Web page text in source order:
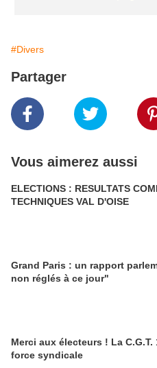
#Divers
Partager
Vous aimerez aussi
ELECTIONS : RESULTATS
TECHNIQUES VAL D'OISE
Grand Paris : un rapport
non réglés à ce jour"
Merci aux électeurs ! La C.G.T.
force syndicale